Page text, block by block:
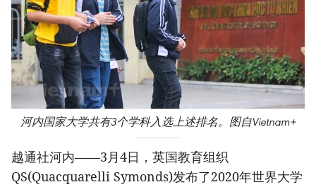
河内国家大学共有3个学科入选上述排名。图自Vietnam+
越通社河内——3月4日，英国教育组织
QS(Quacquarelli Symonds)发布了2020年世界大学